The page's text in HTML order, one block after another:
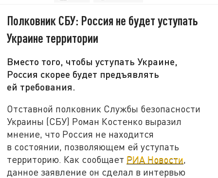
Полковник СБУ: Россия не будет уступать
Украине территории
Вместо того, чтобы уступать Украине,
Россия скорее будет предъявлять
ей требования.
Отставной полковник Службы безопасности
Украины (СБУ) Роман Костенко выразил
мнение, что Россия не находится
в состоянии, позволяющем ей уступать
территорию. Как сообщает РИА Новости,
данное заявление он сделал в интервью